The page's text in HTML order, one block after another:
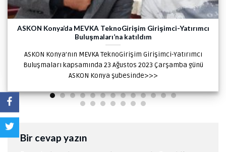
ASKON Konya’da MEVKA TeknoGirişim Girişimci-Yatırımcı
Buluşmaları’na katıldım
ASKON Konya’nın MEVKA TeknoGirişim Girişimci-Yatırımcı
Buluşmaları kapsamında 23 Ağustos 2023 Çarşamba günü
ASKON Konya şubesinde>>>
Bir cevap yazın